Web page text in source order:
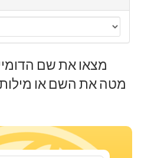
מצאו את שם
מטה את השם או